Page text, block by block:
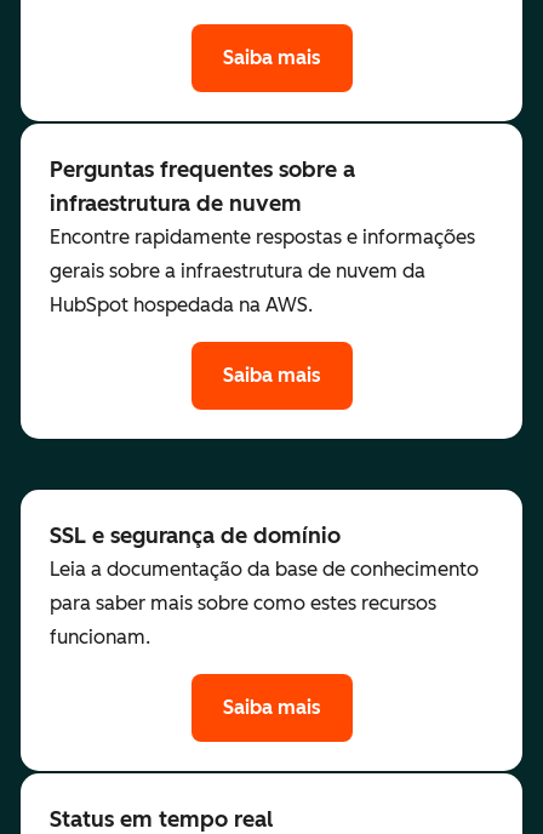
Saiba mais
Perguntas frequentes sobre a
infraestrutura de nuvem
Encontre rapidamente respostas e informações
gerais sobre a infraestrutura de nuvem da
HubSpot hospedada na AWS.
Saiba mais
SSL e segurança de domínio
Leia a documentação da base de conhecimento
para saber mais sobre como estes recursos
funcionam.
Saiba mais
Status em tempo real